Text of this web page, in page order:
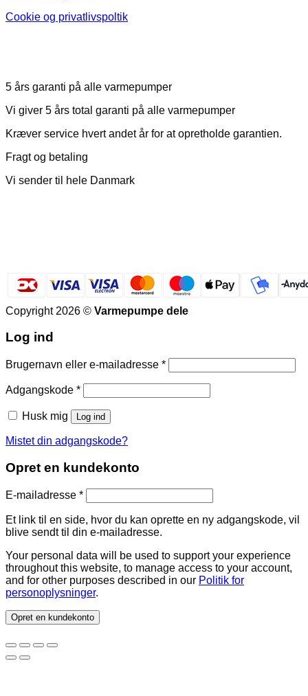
Cookie og privatlivspoltik
5 års garanti på alle varmepumper
Vi giver 5 års total garanti på alle varmepumper
Kræver service hvert andet år for at opretholde garantien.
Fragt og betaling
Vi sender til hele Danmark
Copyright 2026 © Varmepumpe dele
Log ind
Brugernavn eller e-mailadresse *Påkrævet
Adgangskode *Påkrævet
Husk mig Log ind
Mistet din adgangskode?
Opret en kundekonto
E-mailadresse *Påkrævet
Et link til en side, hvor du kan oprette en ny adgangskode, vil
blive sendt til din e-mailadresse.
Your personal data will be used to support your experience
throughout this website, to manage access to your account,
and for other purposes described in our Politik for
personoplysninger.
Opret en kundekonto